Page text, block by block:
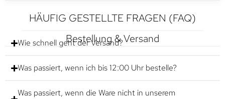
HÄUFIG GESTELLTE FRAGEN (FAQ)
Bestellung & Versand
Wie schnell geht der Versand?
Was passiert, wenn ich bis 12:00 Uhr bestelle?
Was passiert, wenn die Ware nicht in unserem